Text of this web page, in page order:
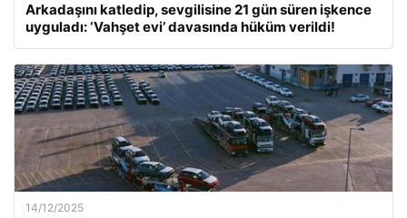
Arkadaşını katledip, sevgilisine 21 gün süren işkence
uyguladı: ‘Vahşet evi’ davasında hüküm verildi!
14/12/2025